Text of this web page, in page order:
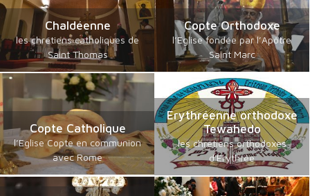
Chaldéenne
les chrétiens catholiques de
Saint Thomas
Copte Orthodoxe
l’Eglise fondée par l’Apôtre
Saint Marc
Copte Catholique
l’Eglise Copte en communion
avec Rome
Erythréenne orthodoxe
Tewahedo
les chrétiens orthodoxes
d'Erythrée